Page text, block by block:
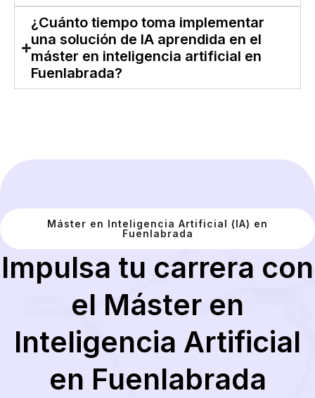
¿Cuánto tiempo toma implementar
una solución de IA aprendida en el
máster en inteligencia artificial en
Fuenlabrada?
Máster en Inteligencia Artificial (IA) en
Fuenlabrada
Impulsa tu carrera con
el Máster en
Inteligencia Artificial
en Fuenlabrada